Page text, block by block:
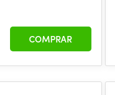
COMPRAR